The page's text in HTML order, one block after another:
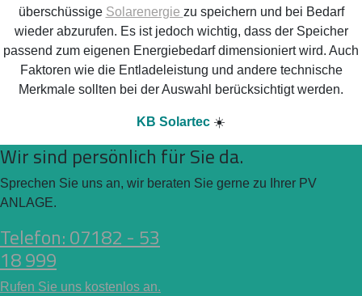
überschüssige Solarenergie zu speichern und bei Bedarf
wieder abzurufen. Es ist jedoch wichtig, dass der Speicher
passend zum eigenen Energiebedarf dimensioniert wird. Auch
Faktoren wie die Entladeleistung und andere technische
Merkmale sollten bei der Auswahl berücksichtigt werden.
KB Solartec ☀️
Wir sind persönlich für Sie da.
Sprechen Sie uns an, wir beraten Sie gerne zu Ihrer PV
ANLAGE.
Telefon: 07182 - 53
18 999
Rufen Sie uns kostenlos an.